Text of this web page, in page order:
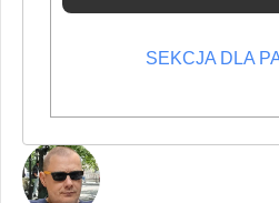
SEKCJA DLA